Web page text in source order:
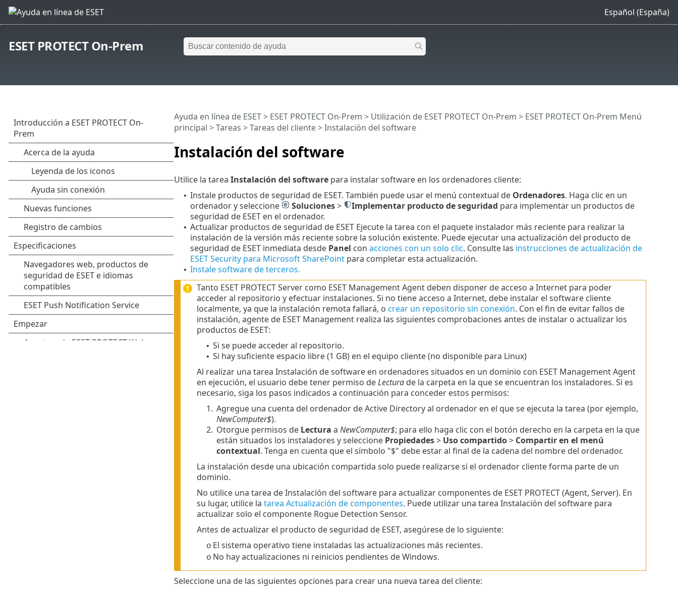
Español (España)
ESET PROTECT On-Prem
Instalación del software
Ayuda en línea de ESET> ESET PROTECT On-Prem > Utilización de ESET PROTECT On-Prem > ESET PROTECT On-Prem Menú
principal >Tareas >Tareas del cliente> Instalación del software
Utilice la tarea Instalación del softwarepara instalar software en los ordenadores cliente:
• Instale productos de seguridad de ESET. También puede usar el menú contextual de Ordenadores. Haga clic en un
ordenador y seleccione
Soluciones> Implementar producto de seguridad para implementar un productos de
seguridad de ESET en el ordenador.
• Actualizar productos de seguridad de ESET Ejecute la tarea con el paquete instalador más reciente para realizar la
instalación de la versión más reciente sobre la solución existente. Puede ejecutar una actualización del producto de
seguridad de ESET inmediata desde Panel con acciones con un solo clic. Consulte las instrucciones de actualización de
ESET Security para Microsoft SharePointpara completar esta actualización.
• Instale software de terceros.
Tanto ESET PROTECT Server como ESET Management Agent deben disponer de acceso a Internet para poder
acceder al repositorio y efectuar instalaciones. Si no tiene acceso a Internet, debe instalar el software cliente
localmente, ya que la instalación remota fallará, o crear un repositorio sin conexión. Con el fin de evitar fallos de
instalación, agente de ESET Management realiza las siguientes comprobaciones antes de instalar o actualizar los
productos de ESET:
• Si se puede acceder al repositorio.
• Si hay suficiente espacio libre (1 GB) en el equipo cliente (no disponible para Linux)
Al realizar una tarea Instalación de software en ordenadores situados en un dominio con ESET Management Agent
en ejecución, el usuario debe tener permiso deLecturade la carpeta en la que se encuentran los instaladores. Si es
necesario, siga los pasos indicados a continuación para conceder estos permisos:
1. Agregue una cuenta del ordenador de Active Directory al ordenador en el que se ejecuta la tarea (por ejemplo,
NewComputer$).
2. Otorgue permisos de Lectura a NewComputer$; para ello haga clic con el botón derecho en la carpeta en la que
están situados los instaladores y seleccione Propiedades> Uso compartido> Compartir en el menú
contextual. Tenga en cuenta que el símbolo "$" debe estar al final de la cadena del nombre del ordenador.
La instalación desde una ubicación compartida solo puede realizarse si el ordenador cliente forma parte de un
dominio.
No utilice una tarea de Instalación del software para actualizar componentes de ESET PROTECT (Agent, Server). En
su lugar, utilice la tarea Actualización de componentes. Puede utilizar una tarea Instalación del software para
actualizar solo el componente Rogue Detection Sensor.
Antes de actualizar el producto de seguridad de ESET, asegúrese de lo siguiente:
o El sistema operativo tiene instaladas las actualizaciones más recientes.
o No hay actualizaciones ni reinicios pendientes de Windows.
Seleccione una de las siguientes opciones para crear una nueva tarea del cliente: